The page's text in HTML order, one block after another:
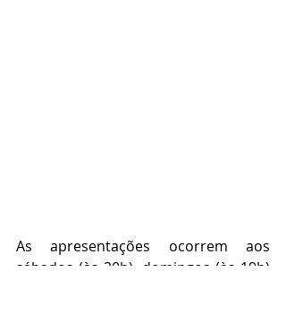
As apresentações ocorrem aos
sábados (às 20h), domingos (às 19h)